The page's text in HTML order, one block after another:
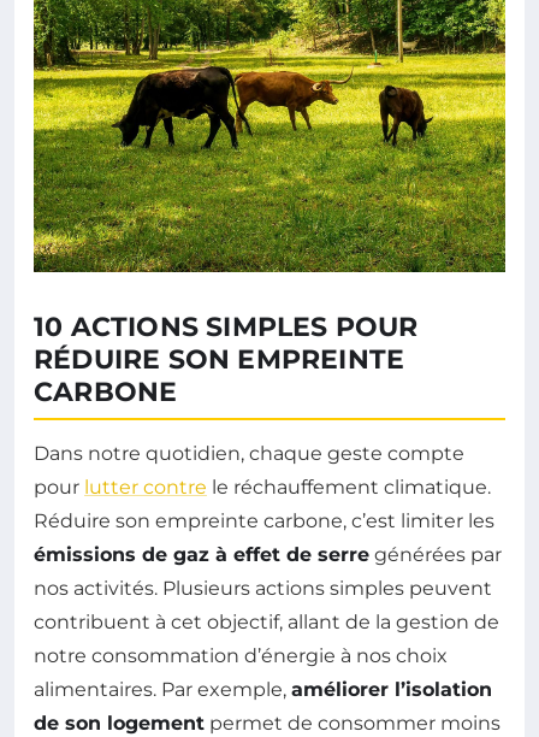
10 ACTIONS SIMPLES POUR
RÉDUIRE SON EMPREINTE
CARBONE
Dans notre quotidien, chaque geste compte
pour lutter contre le réchauffement climatique.
Réduire son empreinte carbone, c’est limiter les
émissions de gaz à effet de serre générées par
nos activités. Plusieurs actions simples peuvent
contribuent à cet objectif, allant de la gestion de
notre consommation d’énergie à nos choix
alimentaires. Par exemple, améliorer l’isolation
de son logement permet de consommer moins